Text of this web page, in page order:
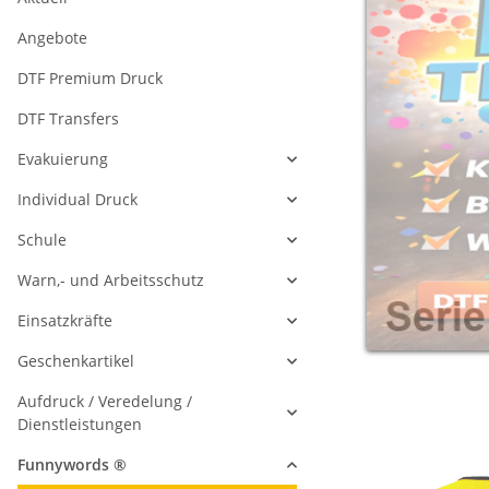
Angebote
DTF Premium Druck
DTF Transfers
Evakuierung
Individual Druck
Schule
Warn,- und Arbeitsschutz
Einsatzkräfte
Geschenkartikel
Aufdruck / Veredelung /
Dienstleistungen
Funnywords ®